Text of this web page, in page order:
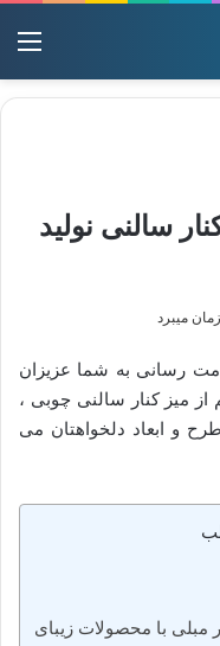
سالنی نولید
رسانی به شما عزیزان
از میز کنار سالنی چوبی ،
و ابعاد دلخواهتان می
مبلی با محصولات زیبای